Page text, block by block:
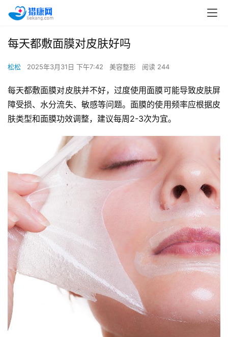
每天都敷面膜对皮肤好吗
松松 2025年3月31日 下午7:42 美容整形 阅读 244
每天都敷面膜对皮肤并不好，过度使用面膜可能导致皮肤屏
障受损、水分流失、敏感等问题。面膜的使用频率应根据皮
肤类型和面膜功效调整，建议每周2-3次为宜。